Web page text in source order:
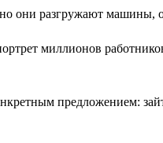
они разгружают
миллионов
предложением: